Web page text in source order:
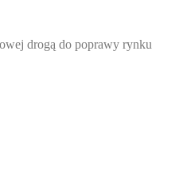
drogą do poprawy rynku